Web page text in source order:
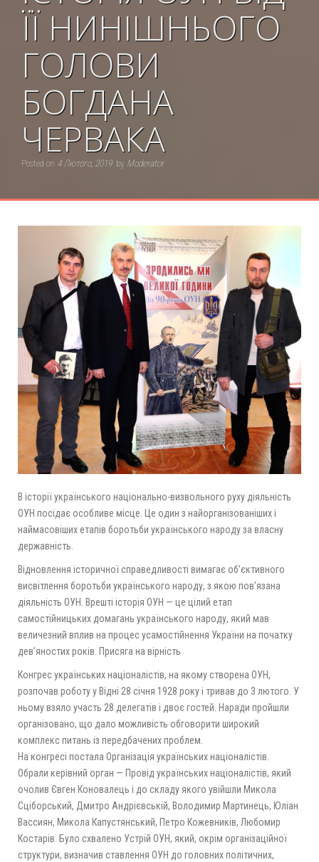
ЇЇ НИНІШНЬОГО
ГОЛОВИ
БОГДАНА
ЧЕРВАКА
Posted on 4 Лютого, 2019 by Moderator
В історії українського національно-визвольного руху діяльність
ОУН посідає особливе місце. Це один з найорганізованіших і
наймасовіших етапів боротьби українського народу за власну
державність.
Відновлення історичної справедливості вимагає об’єктивного
висвітлення боротьби українського народу, з якою пов’язана
діяльність ОУН. Врешті історія ОУН — це цілий етап
самостійницьких домагань українського народу, який мав
величезний вплив на процес усамостійнення України на початку
дев’яностих років. Присяга на вірність
Конгрес українських націоналістів, на якому створена ОУН,
розпочав роботу у Відні 28 січня 1928 року і тривав до 3 лютого. У
ньому взяло участь 28 делегатів і двоє гостей. Наради пройшли
організовано, що дало можливість обговорити широкий
комплекс питань із передбачених проблем.
На конгресі постала Організація українських націоналістів.
Обрали керівний орган — Провід українських націоналістів, який
очолив Євген Коновалець і до складу якого увійшли Микола
Сціборський, Дмитро Андрієвській, Володимир Мартинець, Юліан
Вассиян, Микола Капустянський, Петро Кожевників, Любомир
Костарів. Було схвалено Устрій ОУН, який, окрім організаційної
структури, визначив ставлення ОУН до головних політичних,